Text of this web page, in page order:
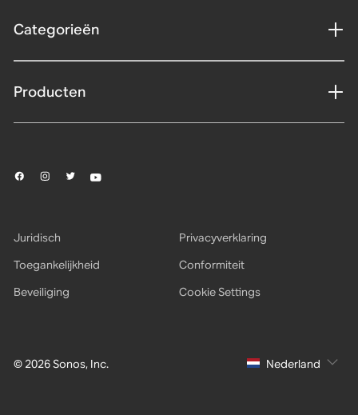
Categorieën
Producten
© 2026 Sonos, Inc.
Juridisch
Privacyverklaring
Toegankelijkheid
Conformiteit
Beveiliging
Cookie Settings
Nederland